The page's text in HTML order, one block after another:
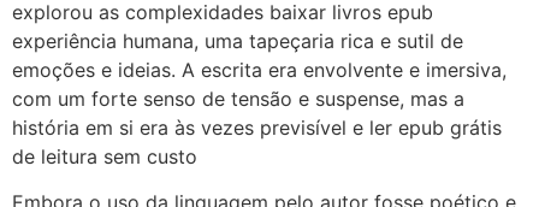
explorou as complexidades baixar livros epub
experiência humana, uma tapeçaria rica e sutil de
emoções e ideias. A escrita era envolvente e imersiva,
com um forte senso de tensão e suspense, mas a
história em si era às vezes previsível e ler epub grátis
de leitura sem custo